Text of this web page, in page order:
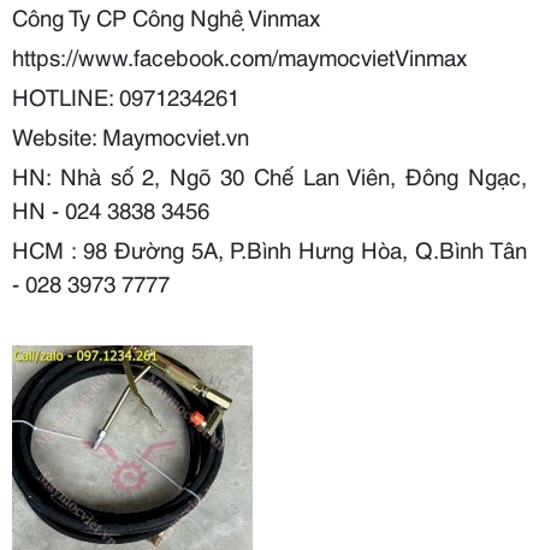
Công Ty CP Công Nghệ Vinmax
https://www.facebook.com/maymocvietVinmax
HOTLINE: 0971234261
Website: Maymocviet.vn
HN: Nhà số 2, Ngõ 30 Chế Lan Viên,Đông Ngạc,
HN - 024 3838 3456
HCM : 98 Đường 5A, P.Bình Hưng Hòa, Q.Bình Tân
- 028 3973 7777